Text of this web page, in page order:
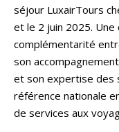
séjour LuxairTours
et le 2 juin 2025.
complémentarité
son
et son expertise des
référence nationale
de services aux